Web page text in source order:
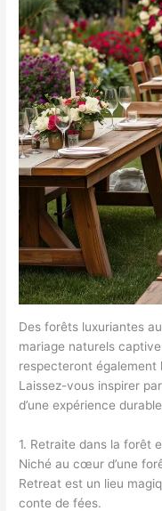
Des forêts luxuriantes
mariage naturels
respecteront également
Laissez-vous inspirer
d’une expérience
1. Retraite dans la forêt
Niché au cœur d’une
Retreat est un lieu
conte de fées.